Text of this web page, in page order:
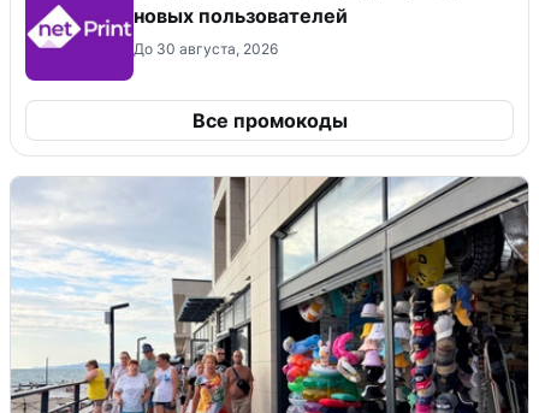
новых пользователей
До 30 августа, 2026
Все промокоды